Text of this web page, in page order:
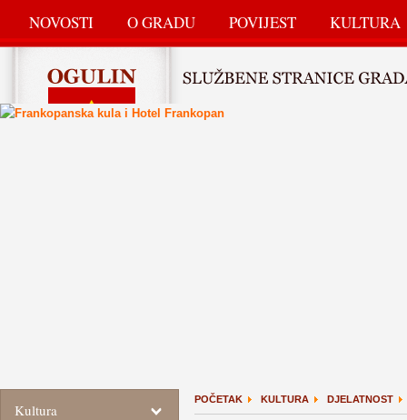
NOVOSTI O GRADU POVIJEST KULTURA
Kultura
POČETAK KULTURA DJELATNOST